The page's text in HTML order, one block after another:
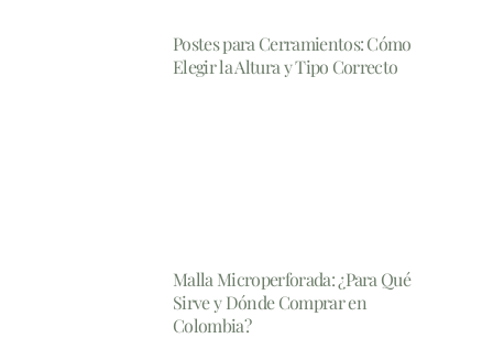
Postes para Cerramientos: Cómo
Elegir la Altura y Tipo Correcto
Malla Microperforada: ¿Para Qué
Sirve y Dónde Comprar en
Colombia?